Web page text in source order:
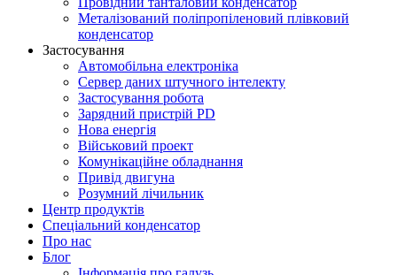
Металізований поліпропіленовий плівковий
конденсатор
Застосування
Автомобільна електроніка
Сервер даних штучного інтелекту
Застосування робота
Зарядний пристрій PD
Нова енергія
Військовий проект
Комунікаційне обладнання
Привід двигуна
Розумний лічильник
Центр продуктів
Спеціальний конденсатор
Про нас
Блог